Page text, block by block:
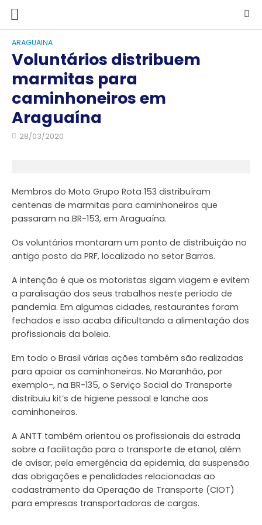
ARAGUAINA
Voluntários distribuem
marmitas para
caminhoneiros em
Araguaína
28/03/2020
Membros do Moto Grupo Rota 153 distribuíram
centenas de marmitas para caminhoneiros que
passaram na BR-153, em Araguaína.
Os voluntários montaram um ponto de distribuição no
antigo posto da PRF, localizado no setor Barros.
A intenção é que os motoristas sigam viagem e evitem
a paralisação dos seus trabalhos neste período de
pandemia. Em algumas cidades, restaurantes foram
fechados e isso acaba dificultando a alimentação dos
profissionais da boleia.
Em todo o Brasil várias ações também são realizadas
para apoiar os caminhoneiros. No Maranhão, por
exemplo-, na BR-135, o Serviço Social do Transporte
distribuiu kit’s de higiene pessoal e lanche aos
caminhoneiros.
A ANTT também orientou os profissionais da estrada
sobre a facilitação para o transporte de etanol, além
de avisar, pela emergência da epidemia, da suspensão
das obrigações e penalidades relacionadas ao
cadastramento da Operação de Transporte (CIOT)
para empresas transportadoras de cargas.